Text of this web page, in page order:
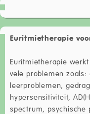
Euritmietherapie
Euritmietherapie
vele problemen
leerproblemen,
hypersensitiviteit,
spectrum, psychische